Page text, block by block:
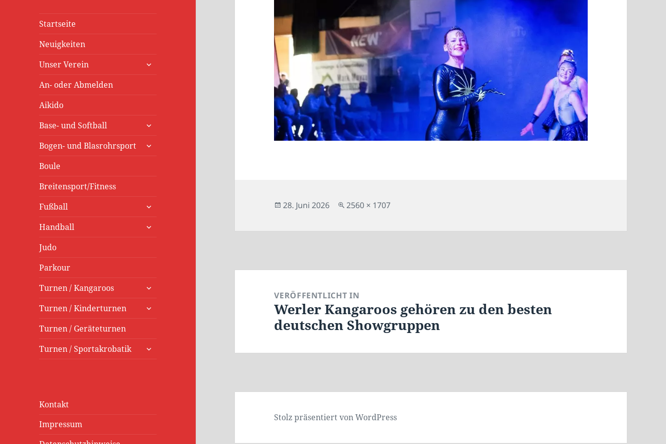
Startseite
Neuigkeiten
Unser Verein
untermenü
An- oder Abmelden
Aikido
Base- und Softball
untermenü
Bogen- und Blasrohrsport
untermenü
Boule
Breitensport/Fitness
Fußball
untermenü
Handball
untermenü
Judo
Parkour
Turnen / Kangaroos
untermenü
Turnen / Kinderturnen
untermenü
Turnen / Geräteturnen
Turnen / Sportakrobatik
untermenü
Kontakt
Impressum
Veröffentlicht
28. Juni 2026 Originalgröße
2560 × 1707
VERÖFFENTLICHT IN
Werler Kangaroos gehören zu den besten
deutschen Showgruppen
Stolz präsentiert von WordPress